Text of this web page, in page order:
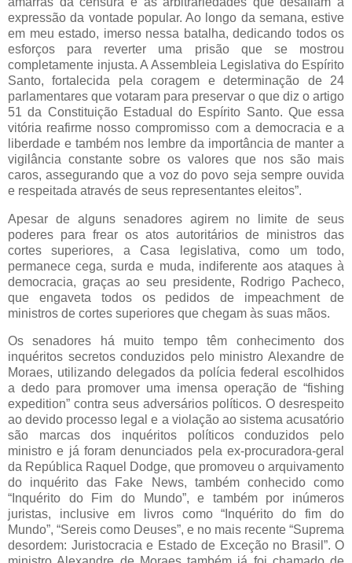
expressão da vontade popular. Ao longo da semana, estive
em meu estado, imerso nessa batalha, dedicando todos os
esforços para reverter uma prisão que se mostrou
completamente injusta. A Assembleia Legislativa do Espírito
Santo, fortalecida pela coragem e determinação de 24
parlamentares que votaram para preservar o que diz o artigo
51 da Constituição Estadual do Espírito Santo. Que essa
vitória reafirme nosso compromisso com a democracia e a
liberdade e também nos lembre da importância de manter a
vigilância constante sobre os valores que nos são mais
caros, assegurando que a voz do povo seja sempre ouvida
e respeitada através de seus representantes eleitos”.
Apesar de alguns senadores agirem no limite de seus
poderes para frear os atos autoritários de ministros das
cortes superiores, a Casa legislativa, como um todo,
permanece cega, surda e muda, indiferente aos ataques à
democracia, graças ao seu presidente, Rodrigo Pacheco,
que engaveta todos os pedidos de impeachment de
ministros de cortes superiores que chegam às suas mãos.
Os senadores há muito tempo têm conhecimento dos
inquéritos secretos conduzidos pelo ministro Alexandre de
Moraes, utilizando delegados da polícia federal escolhidos
a dedo para promover uma imensa operação de “fishing
expedition” contra seus adversários políticos. O desrespeito
ao devido processo legal e a violação ao sistema acusatório
são marcas dos inquéritos políticos conduzidos pelo
ministro e já foram denunciados pela ex-procuradora-geral
da República Raquel Dodge, que promoveu o arquivamento
do inquérito das Fake News, também conhecido como
“Inquérito do Fim do Mundo”, e também por inúmeros
juristas, inclusive em livros como “Inquérito do fim do
Mundo”, “Sereis como Deuses”, e no mais recente “Suprema
desordem: Juristocracia e Estado de Exceção no Brasil”. O